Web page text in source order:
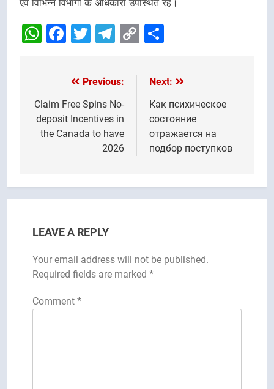
WhatsApp
Facebook
Twitter
Telegram
Copy
navigation
Previous:
Claim Free Spins No-
deposit Incentives in
the Canada to have
2026
Next:
Как психическое
состояние
отражается на
подбор поступков
LEAVE A REPLY
Your email address will not be published.
Required fields are marked *
Comment *